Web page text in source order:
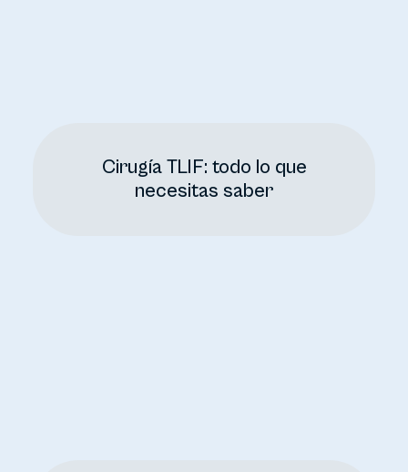
Cirugía TLIF: todo lo que
necesitas saber